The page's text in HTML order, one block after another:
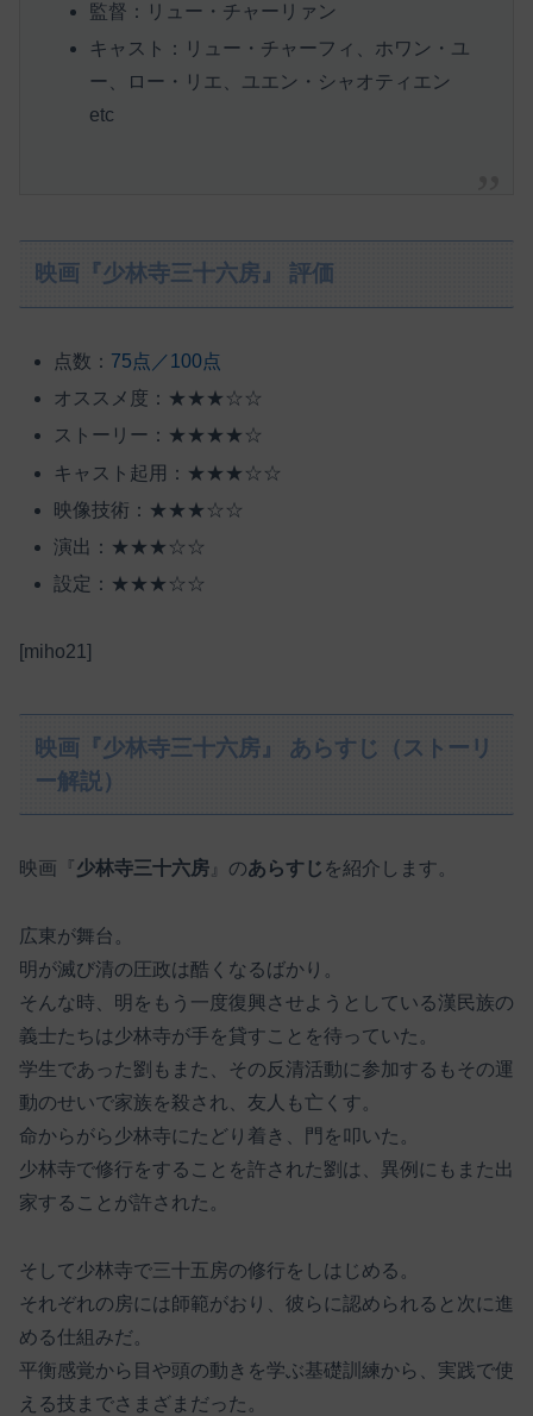
監督：リュー・チャーリァン
キャスト：リュー・チャーフィ、ホワン・ユ
ー、ロー・リエ、ユエン・シャオティエン
etc
映画『少林寺三十六房』 評価
点数： 75点／100点
オススメ度：★★★☆☆
ストーリー：★★★★☆
キャスト起用：★★★☆☆
映像技術：★★★☆☆
演出：★★★☆☆
設定：★★★☆☆
[miho21]
映画『少林寺三十六房』 あらすじ（ストーリ
ー解説）
映画『少林寺三十六房 』のあらすじ を紹介します。
広東が舞台。
明が滅び清の圧政は酷くなるばかり。
そんな時、明をもう一度復興させようとしている漢民族の
義士たちは少林寺が手を貸すことを待っていた。
学生であった劉もまた、その反清活動に参加するもその運
動のせいで家族を殺され、友人も亡くす。
命からがら少林寺にたどり着き、門を叩いた。
少林寺で修行をすることを許された劉は、異例にもまた出
家することが許された。
そして少林寺で三十五房の修行をしはじめる。
それぞれの房には師範がおり、彼らに認められると次に進
める仕組みだ。
平衡感覚から目や頭の動きを学ぶ基礎訓練から、実践で使
える技までさまざまだった。